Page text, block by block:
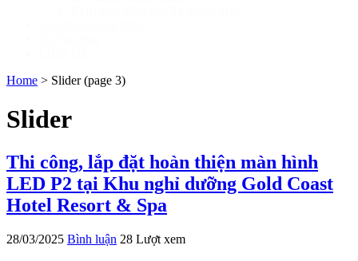
Home > Slider(page 3)
Slider
Thi công, lắp đặt hoàn thiện màn hình
LED P2 tại Khu nghỉ dưỡng Gold Coast
Hotel Resort & Spa
28/03/2025 Bình luận 28 Lượt xem